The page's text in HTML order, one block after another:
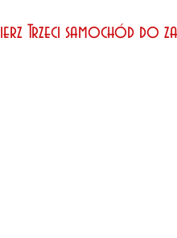
Trzeci samochód do